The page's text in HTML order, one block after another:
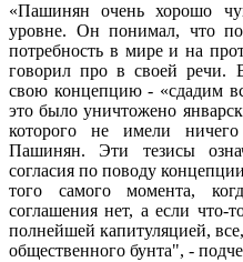
«Пашинян очень хорошо
уровне. Он понимал, что
потребность в мире и на
говорил про в своей речи.
свою концепцию - «сдадим
это было уничтожено
которого не имели
Пашинян. Эти тезисы
согласия по поводу
того самого момента,
соглашения нет, а если что-
полнейшей капитуляцией,
общественного бунта", -